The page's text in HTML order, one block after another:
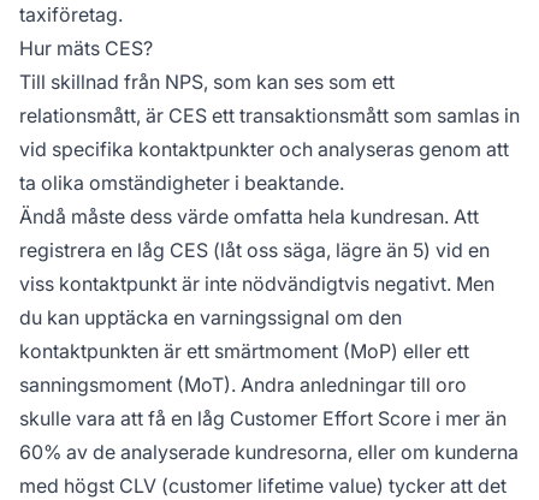
taxiföretag.
Hur mäts CES?
Till skillnad från NPS, som kan ses som ett
relationsmått, är CES ett transaktionsmått som samlas in
vid specifika kontaktpunkter och analyseras genom att
ta olika omständigheter i beaktande.
Ändå måste dess värde omfatta hela kundresan. Att
registrera en låg CES (låt oss säga, lägre än 5) vid en
viss kontaktpunkt är inte nödvändigtvis negativt. Men
du kan upptäcka en varningssignal om den
kontaktpunkten är ett smärtmoment (MoP) eller ett
sanningsmoment (MoT). Andra anledningar till oro
skulle vara att få en låg Customer Effort Score i mer än
60% av de analyserade kundresorna, eller om kunderna
med högst CLV (customer lifetime value) tycker att det